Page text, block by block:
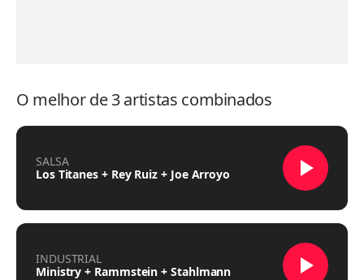
O melhor de 3 artistas combinados
SALSA
Los Titanes + Rey Ruiz + Joe Arroyo
INDUSTRIAL
Ministry + Rammstein + Stahlmann